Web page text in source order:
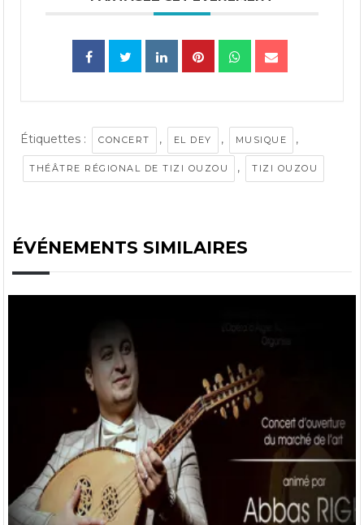
Étiquettes : CONCERT , EL DEY , MUSIQUE ,
THÉÂTRE RÉGIONAL DE TIZI OUZOU , TIZI OUZOU
ÉVÉNEMENTS SIMILAIRES